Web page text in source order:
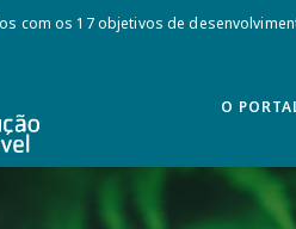
com os 17 objetivos de
O